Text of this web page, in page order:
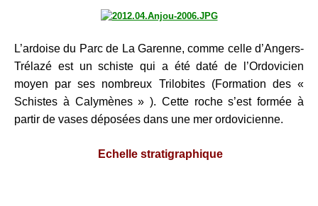
L’ardoise du Parc de La Garenne, comme celle d’Angers-
Trélazé est un schiste qui a été daté de l’Ordovicien
moyen par ses nombreux Trilobites (Formation des «
Schistes à Calymènes » ). Cette roche s’est formée à
partir de vases déposées dans une mer ordovicienne.
Echelle stratigraphique